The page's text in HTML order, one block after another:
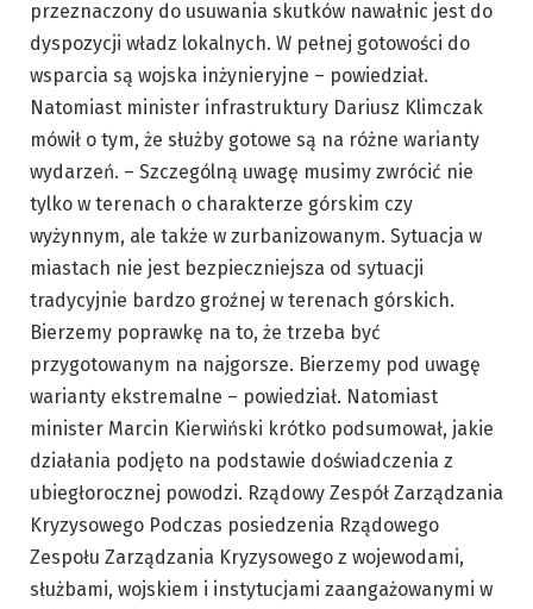
przeznaczony do usuwania skutków nawałnic jest do
dyspozycji władz lokalnych. W pełnej gotowości do
wsparcia są wojska inżynieryjne – powiedział.
Natomiast minister infrastruktury Dariusz Klimczak
mówił o tym, że służby gotowe są na różne warianty
wydarzeń. – Szczególną uwagę musimy zwrócić nie
tylko w terenach o charakterze górskim czy
wyżynnym, ale także w zurbanizowanym. Sytuacja w
miastach nie jest bezpieczniejsza od sytuacji
tradycyjnie bardzo groźnej w terenach górskich.
Bierzemy poprawkę na to, że trzeba być
przygotowanym na najgorsze. Bierzemy pod uwagę
warianty ekstremalne – powiedział. Natomiast
minister Marcin Kierwiński krótko podsumował, jakie
działania podjęto na podstawie doświadczenia z
ubiegłorocznej powodzi. Rządowy Zespół Zarządzania
Kryzysowego Podczas posiedzenia Rządowego
Zespołu Zarządzania Kryzysowego z wojewodami,
służbami, wojskiem i instytucjami zaangażowanymi w